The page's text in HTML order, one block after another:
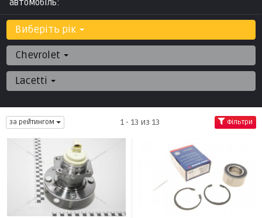
автомобіль:
Виберіть рік
Chevrolet
Lacetti
за рейтингом 1 - 13 из 13 Фільтри